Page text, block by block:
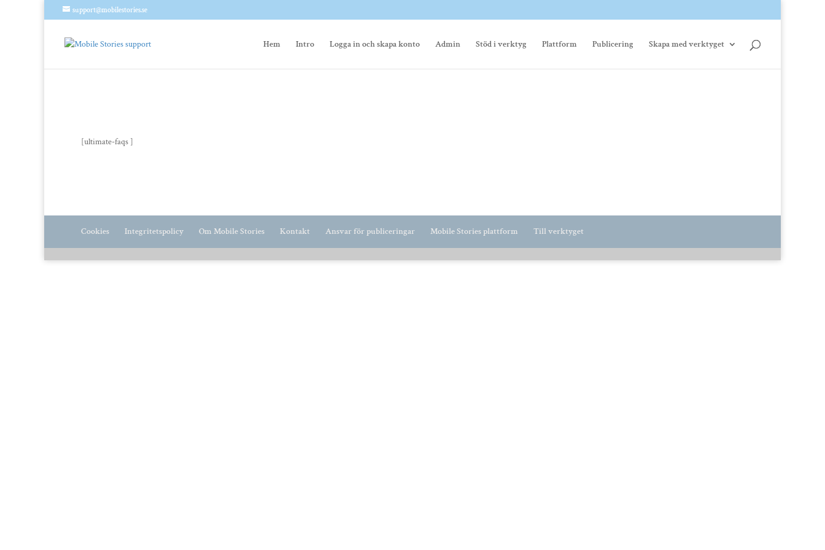
support@mobilestories.se
Hem Intro Logga in och skapa konto Admin Stöd i verktyg Plattform Publicering Skapa med verktyget
[ultimate-faqs ]
Cookies Integritetspolicy Om Mobile Stories Kontakt Ansvar för publiceringar Mobile Stories plattform Till verktyget